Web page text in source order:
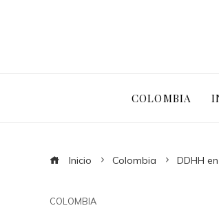
COLOMBIA
Inicio Colombia DDHH
COLOMBIA